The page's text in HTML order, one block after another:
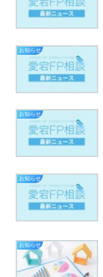
お知らせ
お知らせ
お知らせ
お知らせ